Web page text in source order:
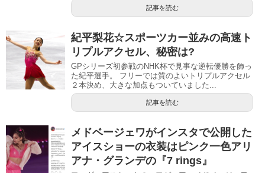
記事を読む
紀平梨花☆スポーツカー並みの高速ト
リプルアクセル、秘密は?
GPシリーズ初参戦のNHK杯で見事な逆転優勝を飾っ
た紀平選手。 フリーでは質のよいトリプルアクセル
２本決め、大きな加点もついていました...
記事を読む
メドベージェワがインスタで公開した
アイスショーの衣装はピンク一色アリ
アナ・グランデの『7 rings』